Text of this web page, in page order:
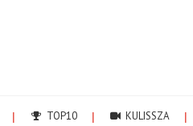
TOP10 KULISSZA